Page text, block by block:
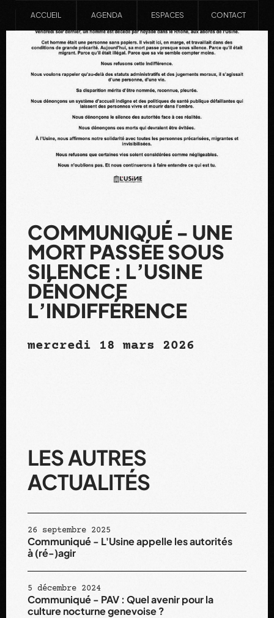
ACCUEIL AGENDA ESPACES CONTACT
COMMUNIQUÉ - UNE
MORT PASSÉE SOUS
SILENCE : L’USINE
DÉNONCE
L’INDIFFÉRENCE
mercredi 18 mars 2026
LES AUTRES
ACTUALITÉS
Communiqué - L'Usine appelle les autorités
à (ré-)agir
26 septembre 2025
Communiqué - PAV : Quel avenir pour la
culture nocturne genevoise ?
5 décembre 2024
CONTACTEZ-NOUS
usine@usine.ch